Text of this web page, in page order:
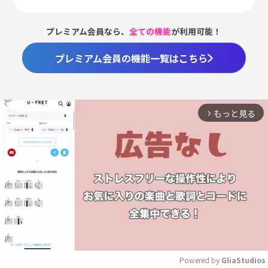
プレミアム会員なら、全ての機能が利用可能！
プレミアム会員の機能一覧はこちら
arrow_forward_ios もっと見る
Powered by GliaStudios